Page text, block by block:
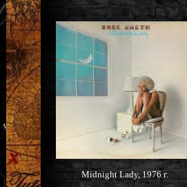
Midnight Lady, 1976 г.